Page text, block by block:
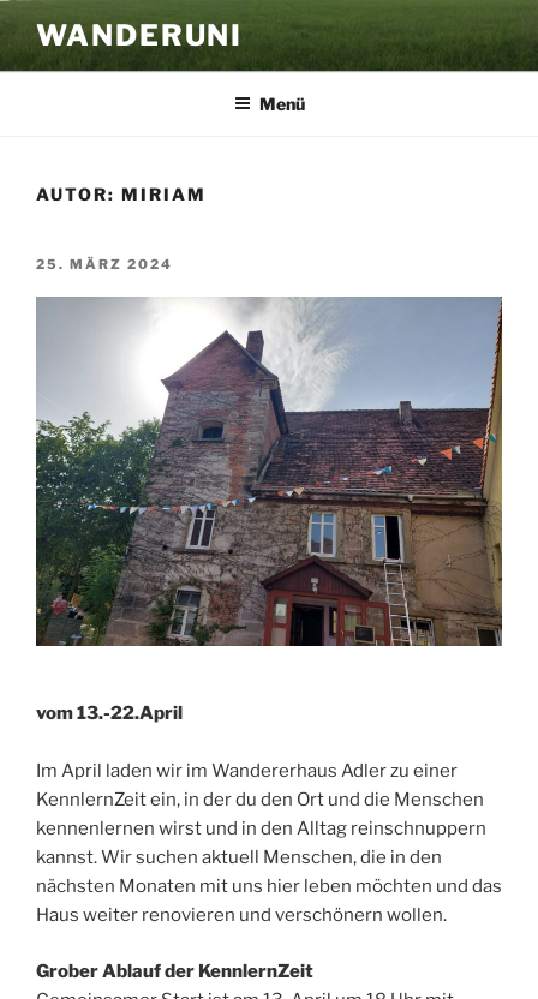
Inhalt
springen
WANDERUNI
Menü
AUTOR: MIRIAM
VERÖFFENTLICHT
25. MÄRZ 2024
vom 13.-22.April
Im April laden wir im Wandererhaus Adler zu einer
KennlernZeit ein, in der du den Ort und die Menschen
kennenlernen wirst und in den Alltag reinschnuppern
kannst. Wir suchen aktuell Menschen, die in den
nächsten Monaten mit uns hier leben möchten und das
Haus weiter renovieren und verschönern wollen.
Grober Ablauf der KennlernZeit